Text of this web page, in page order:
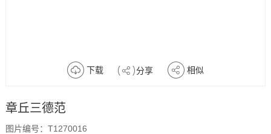
下载 分享 相似
章丘三德范
图片编号：T1270016